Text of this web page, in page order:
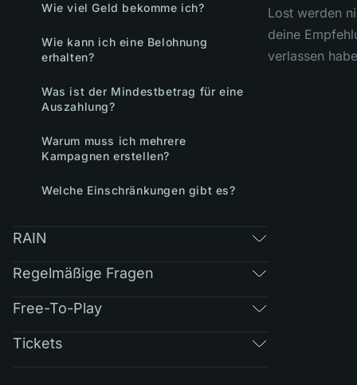
Wie viel Geld bekomme ich?
Wie kann ich eine Belohnung
erhalten?
Was ist der Mindestbetrag für eine
Auszahlung?
Warum muss ich mehrere
Kampagnen erstellen?
Welche Einschränkungen gibt es?
RAIN
Regelmäßige Fragen
Free-To-Play
Tickets
Lost werden
deine
verlassen